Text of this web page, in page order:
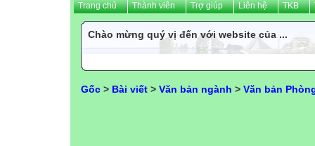
Trang chủ Thành viên Trợ giúp Liên hệ TKB
Chào mừng quý vị đến với website của ...
Gốc > Bài viết > Văn bản ngành > Văn bản